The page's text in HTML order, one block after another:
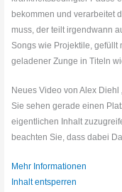
bekommen und verarbeitet
muss, der teilt irgendwann
Songs wie Projektile, gefüllt
geladener Zunge in Titeln
Neues Video von Alex Diehl
Sie sehen gerade einen
eigentlichen Inhalt
beachten Sie, dass dabei
Mehr Informationen
Inhalt entsperren